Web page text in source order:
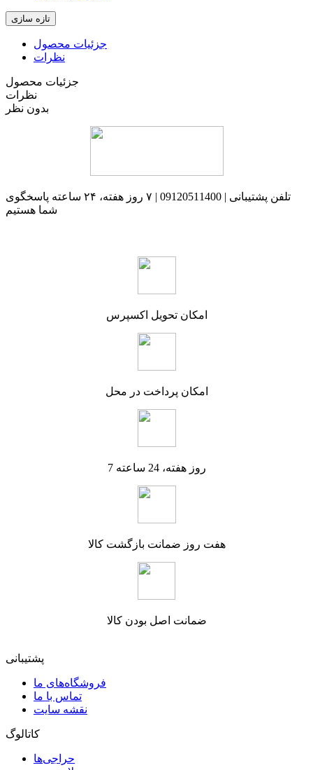
جزئیات محصول
نظرات
جزئیات محصول
نظرات
بدون نظر
تلفن پشتیبانی | 09120511400 | ۷ روز هفته، ۲۴ ساعته پاسخگوی
شما هستیم
امکان تحویل اکسپرس
امکان پرداخت در محل
7 روز هفته، 24 ساعته
هفت روز ضمانت بازگشت کالا
ضمانت اصل بودن کالا
پشتیبانی
فروشگاه‌های ما
تماس با ما
نقشه سایت
کاتالوگ
حراجی‌ها